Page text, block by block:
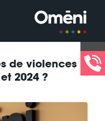
de violences :
2024 ?